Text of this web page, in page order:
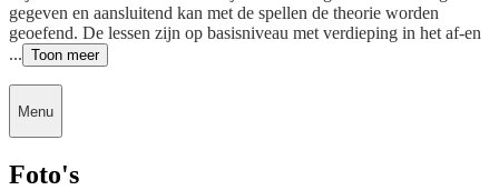
gegeven en aansluitend kan met de spellen de theorie worden
geoefend. De lessen zijn op basisniveau met verdieping in het af-en
... Toon meer
Menu
Foto's